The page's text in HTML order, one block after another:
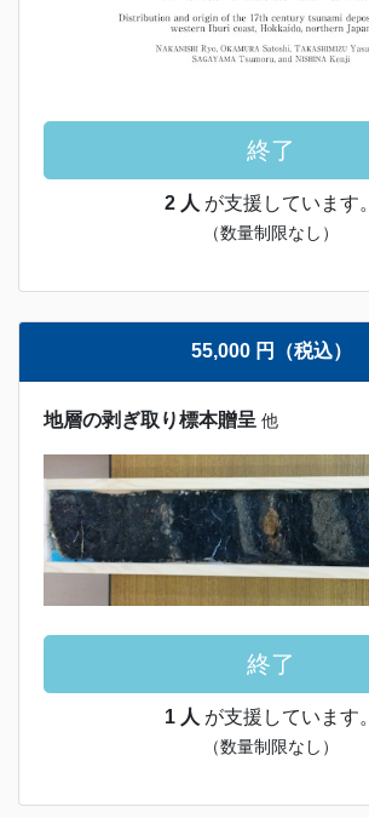
終了
2 人 が支援しています。
（数量制限なし）
55,000 円（税込）
地層の剥ぎ取り標本贈呈 他
終了
1 人 が支援しています。
（数量制限なし）